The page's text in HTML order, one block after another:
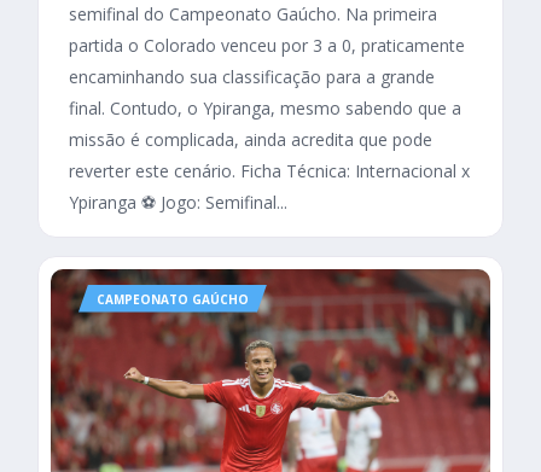
semifinal do Campeonato Gaúcho. Na primeira
partida o Colorado venceu por 3 a 0, praticamente
encaminhando sua classificação para a grande
final. Contudo, o Ypiranga, mesmo sabendo que a
missão é complicada, ainda acredita que pode
reverter este cenário. Ficha Técnica: Internacional x
Ypiranga ⚽ Jogo: Semifinal...
CAMPEONATO GAÚCHO